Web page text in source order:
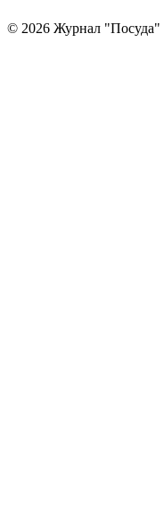
© 2026 Журнал "Посуда" |